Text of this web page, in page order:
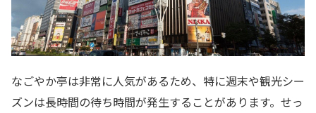
なごやか亭は非常に人気があるため、特に週末や観光シー
ズンは長時間の待ち時間が発生することがあります。せっ